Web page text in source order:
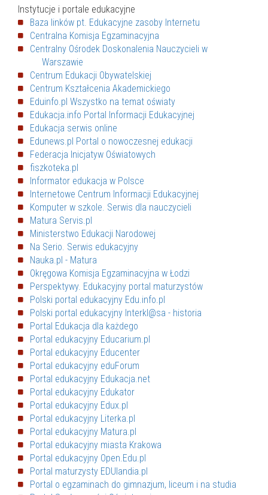
Instytucje i portale edukacyjne
Baza linków pt. Edukacyjne zasoby Internetu
Centralna Komisja Egzaminacyjna
Centralny Ośrodek Doskonalenia Nauczycieli w
Warszawie
Centrum Edukacji Obywatelskiej
Centrum Kształcenia Akademickiego
Eduinfo.pl Wszystko na temat oświaty
Edukacja.info Portal Informacji Edukacyjnej
Edukacja serwis online
Edunews.pl Portal o nowoczesnej edukacji
Federacja Inicjatyw Oświatowych
fiszkoteka.pl
Informator edukacja w Polsce
Internetowe Centrum Informacji Edukacyjnej
Komputer w szkole. Serwis dla nauczycieli
Matura Servis.pl
Ministerstwo Edukacji Narodowej
Na Serio. Serwis edukacyjny
Nauka.pl - Matura
Okręgowa Komisja Egzaminacyjna w Łodzi
Perspektywy. Edukacyjny portal maturzystów
Polski portal edukacyjny Edu.info.pl
Polski portal edukacyjny Interkl@sa - historia
Portal Edukacja dla każdego
Portal edukacyjny Educarium.pl
Portal edukacyjny Educenter
Portal edukacyjny eduForum
Portal edukacyjny Edukacja.net
Portal edukacyjny Edukator
Portal edukacyjny Edux.pl
Portal edukacyjny Literka.pl
Portal edukacyjny Matura.pl
Portal edukacyjny miasta Krakowa
Portal edukacyjny Open.Edu.pl
Portal maturzysty EDUlandia.pl
Portal o egzaminach do gimnazjum, liceum i na studia